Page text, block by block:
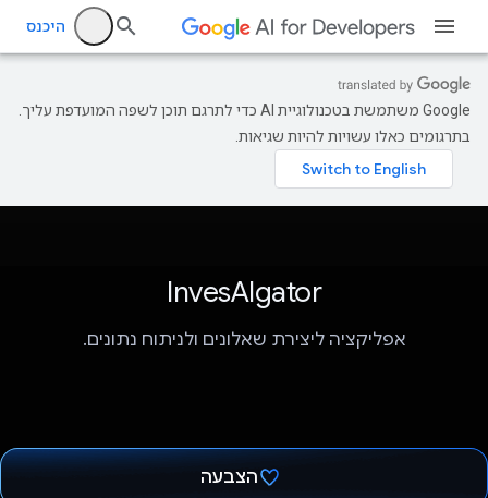
היכנס
‫Google משתמשת בטכנולוגיית AI כדי לתרגם תוכן לשפה המועדפת עליך.
בתרגומים כאלו עשויות להיות שגיאות.
InvesAIgator
אפליקציה ליצירת שאלונים ולניתוח נתונים.
הצבעה